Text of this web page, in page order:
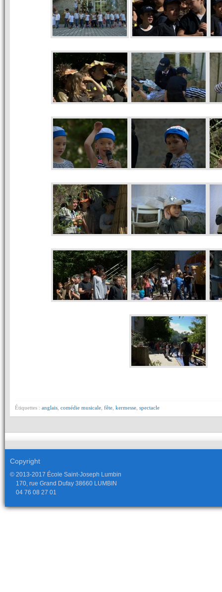
Étiquettes : anglais comédie musicale fête kermesse spectacle
Copyright
© 2013-2017 École Saint-Joseph Lumbin
170, rue Grand Dufay 38660 LUMBIN
04 76 08 27 01